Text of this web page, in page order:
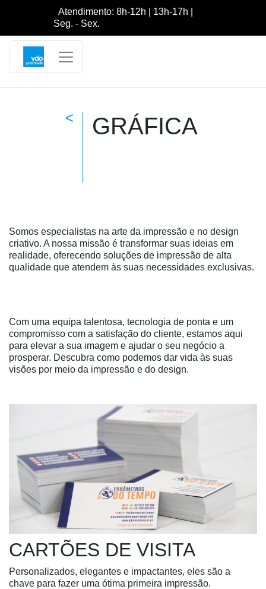
Atendimento: 8h-12h | 13h-17h |
Seg. - Sex.
< GRÁFICA
Somos especialistas na arte da impressão e no design
criativo. A nossa missão é transformar suas ideias em
realidade, oferecendo soluções de impressão de alta
qualidade que atendem às suas necessidades exclusivas.
Com uma equipa talentosa, tecnologia de ponta e um
compromisso com a satisfação do cliente, estamos aqui
para elevar a sua imagem e ajudar o seu negócio a
prosperar. Descubra como podemos dar vida às suas
visões por meio da impressão e do design.
CARTÕES DE VISITA
Personalizados, elegantes e impactantes, eles são a
chave para fazer uma ótima primeira impressão.